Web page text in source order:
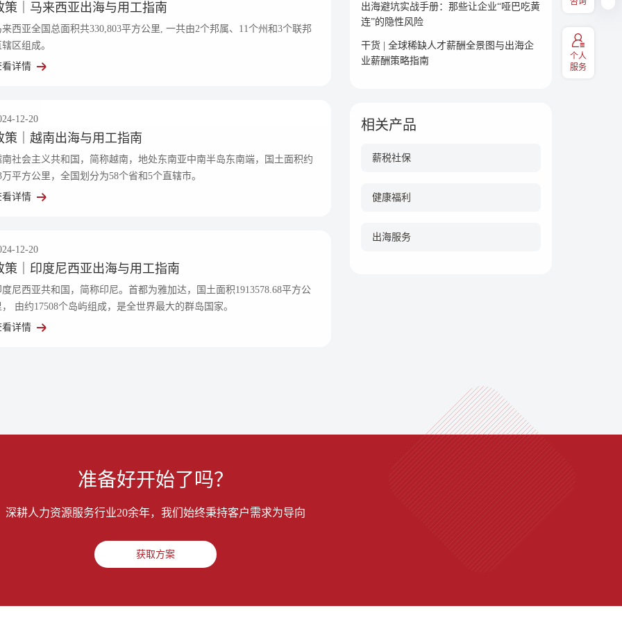
策｜马来西亚出海与用工指南
来西亚全国总面积共330,803平方公里, 一共由2个邦属、11个州和3个联邦
区组成。
看详情
12-20
策｜越南出海与用工指南
南社会主义共和国，简称越南，地处东南亚中南半岛东南端，国土面积约
万平方公里，全国划分为58个省和5个直辖市。
看详情
12-20
策｜印度尼西亚出海与用工指南
度尼西亚共和国，简称印尼。首都为雅加达，国土面积1913578.68平方公
由约17508个岛屿组成，是全世界最大的群岛国家。
看详情
出海避坑实战手册：那些让企业“哑巴吃黄
连”的隐性风险
干货 | 全球稀缺人才薪酬全景图与出海企
业薪酬策略指南
相关产品
薪税社保
健康福利
出海服务
准备好开始了吗？
深耕人力资源服务行业20余年，我们始终秉持客户需求为导向
获取方案
个人
服务